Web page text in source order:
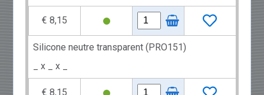
€ 8,15
Silicone neutre transparent (PRO151)
_ x _ x _
€ 8,15